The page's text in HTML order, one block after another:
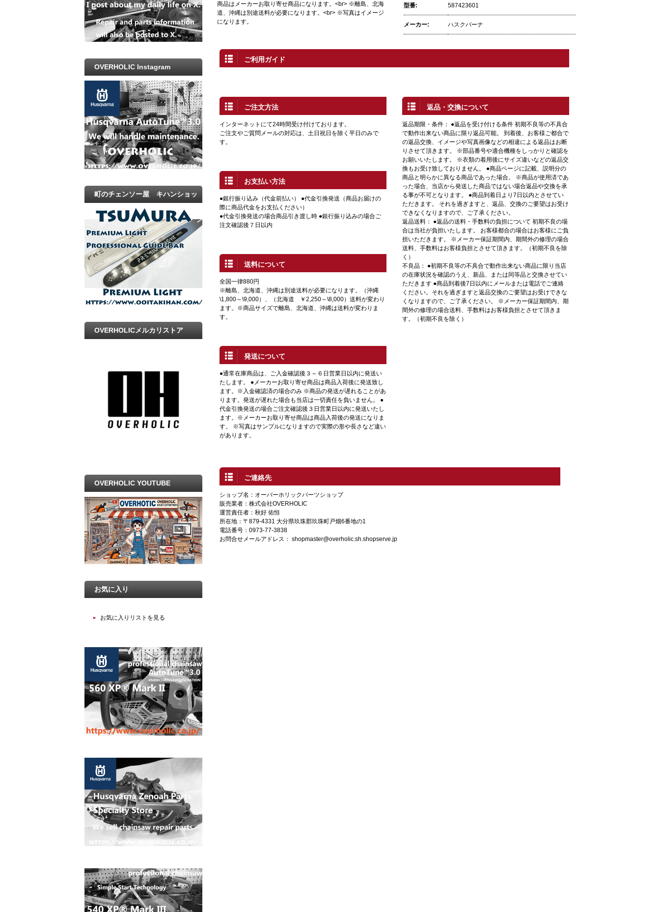
商品はメーカーお取り寄せ商品になります。<br> ※離島、北海
道、沖縄は別途送料が必要になります。<br> ※写真はイメージ
になります。
型番: 587423601
メーカー: ハスクバーナ
ご利用ガイド
ご注文方法
インターネットにて24時間受け付けております。
ご注文やご質問メールの対応は、土日祝日を除く平日のみで
す。
お支払い方法
●銀行振り込み（代金前払い） ●代金引換発送（商品お届けの
際に商品代金をお支払ください）
●代金引換発送の場合商品引き渡し時 ●銀行振り込みの場合ご
注文確認後７日以内
送料について
全国一律880円
※離島、北海道、沖縄は別途送料が必要になります。（沖縄
\1,800～\9,000）、（北海道 ￥2,250～\8,000）送料が変わり
ます。※商品サイズで離島、北海道、沖縄は送料が変わりま
す。
発送について
●通常在庫商品は、ご入金確認後３～６日営業日以内に発送い
たします。 ●メーカーお取り寄せ商品は商品入荷後に発送致し
ます。※入金確認済の場合のみ ※商品の発送が遅れることがあ
ります。発送が遅れた場合も当店は一切責任を負いません。 ●
代金引換発送の場合ご注文確認後３日営業日以内に発送いたし
ます。※メーカーお取り寄せ商品は商品入荷後の発送になりま
す。 ※写真はサンプルになりますので実際の形や長さなど違い
があります。
返品・交換について
返品期限・条件： ●返品を受け付ける条件 初期不良等の不具合
で動作出来ない商品に限り返品可能。 到着後、お客様ご都合で
の返品交換、イメージや写真画像などの相違による返品はお断
りさせて頂きます。 ※部品番号や適合機種をしっかりと確認を
お願いいたします。 ※衣類の着用後にサイズ違いなどの返品交
換もお受け致しておりません。 ●商品ページに記載、説明分の
商品と明らかに異なる商品であった場合。 ※商品が使用済であ
った場合、当店から発送した商品ではない場合返品や交換を承
る事が不可となります。 ●商品到着日より7日以内とさせてい
ただきます。 それを過ぎますと、返品、交換のご要望はお受け
できなくなりますので、ご了承ください。
返品送料： ●返品の送料・手数料の負担について 初期不良の場
合は当社が負担いたします。 お客様都合の場合はお客様にご負
担いただきます。 ※メーカー保証期間内、期間外の修理の場合
送料、手数料はお客様負担とさせて頂きます。（初期不良を除
く）
不良品： ●初期不良等の不具合で動作出来ない商品に限り当店
の在庫状況を確認のうえ、新品、または同等品と交換させてい
ただきます ●商品到着後7日以内にメールまたは電話でご連絡
ください。それを過ぎますと返品交換のご要望はお受けできな
くなりますので、ご了承ください。 ※メーカー保証期間内、期
間外の修理の場合送料、手数料はお客様負担とさせて頂きま
す。（初期不良を除く）
ご連絡先
ショップ名：オーバーホリックパーツショップ
販売業者：株式会社OVERHOLIC
運営責任者：秋好 佑恒
所在地：〒879-4331 大分県玖珠郡玖珠町戸畑6番地の1
電話番号：0973-77-3838
お問合せメールアドレス： shopmaster@overholic.sh.shopserve.jp
OVERHOLIC Instagram
町のチェンソー屋 キハンショッ
プ
OVERHOLICメルカリストア
OVERHOLIC YOUTUBE
お気に入り
お気に入りリストを見る